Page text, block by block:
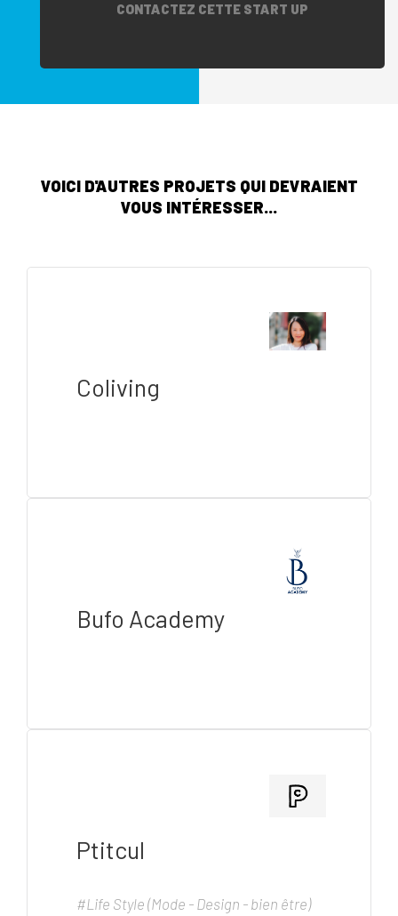
CONTACTEZ CETTE START UP
VOICI D'AUTRES PROJETS QUI DEVRAIENT
VOUS INTÉRESSER...
Coliving
Bufo Academy
Ptitcul
#Life Style (Mode - Design - bien être)